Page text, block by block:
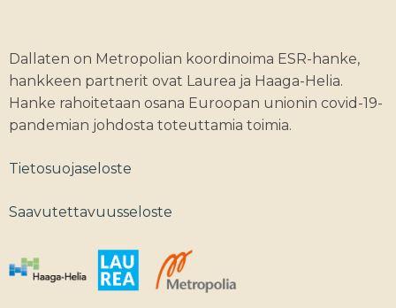
Dallaten on Metropolian koordinoima ESR-hanke,
hankkeen partnerit ovat Laurea ja Haaga-Helia.
Hanke rahoitetaan osana Euroopan unionin covid-19-
pandemian johdosta toteuttamia toimia.
Tietosuojaseloste
Saavutettavuusseloste